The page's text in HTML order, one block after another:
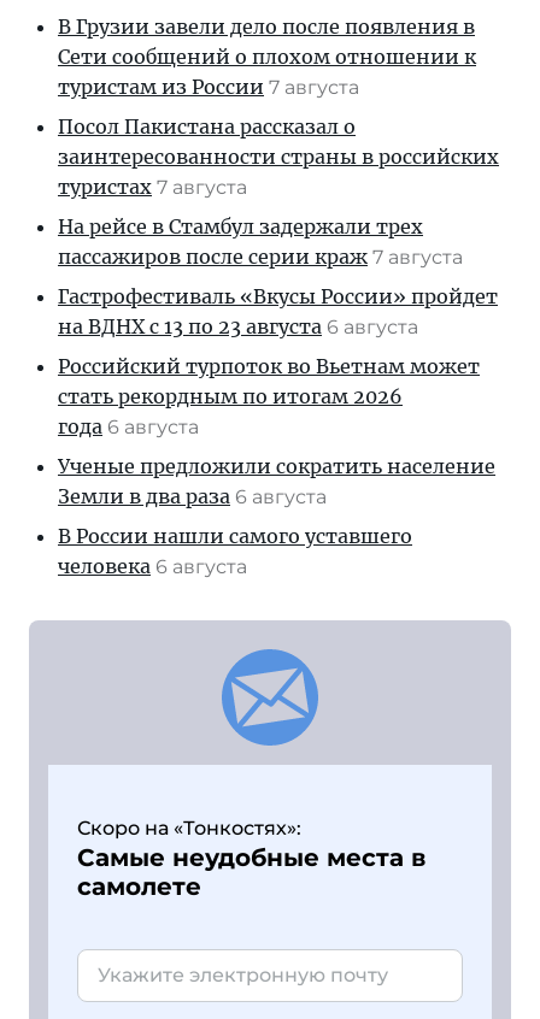
В Грузии завели дело после появления в
Сети сообщений о плохом отношении к
туристам из России 7 августа
Посол Пакистана рассказал о
заинтересованности страны в российских
туристах 7 августа
На рейсе в Стамбул задержали трех
пассажиров после серии краж 7 августа
Гастрофестиваль «Вкусы России» пройдет
на ВДНХ с 13 по 23 августа 6 августа
Российский турпоток во Вьетнам может
стать рекордным по итогам 2026
года 6 августа
Ученые предложили сократить население
Земли в два раза 6 августа
В России нашли самого уставшего
человека 6 августа
Скоро на «Тонкостях»:
Самые неудобные места в
самолете